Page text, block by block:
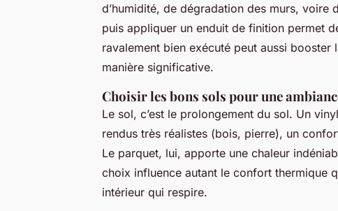
d’humidité, de dégradation des murs, voire
puis appliquer un enduit de finition permet
ravalement bien exécuté peut aussi
manière significative.
Choisir les bons sols pour une
Le sol, c’est le prolongement du sol. Un
rendus très réalistes (bois, pierre), un
Le parquet, lui, apporte une chaleur
choix influence autant le confort thermique
intérieur qui respire.